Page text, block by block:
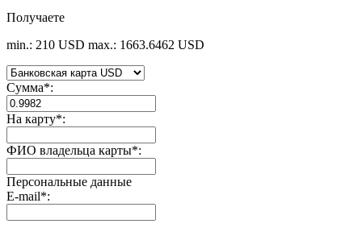
Получаете
min.: 210 USD max.: 1663.6462 USD
Сумма*:
На карту*:
ФИО владельца карты*:
Персональные данные
E-mail*: